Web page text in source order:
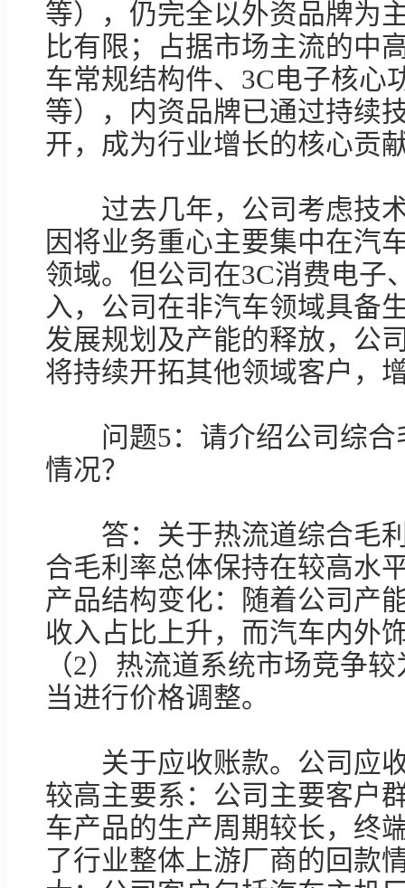
比有限；占据市场主流的中
车常规结构件、3C电子核心
等），内资品牌已通过持续
开，成为行业增长的核心贡
过去几年，公司考虑技术
因将业务重心主要集中在汽
领域。但公司在3C消费电子
入，公司在非汽车领域具备
发展规划及产能的释放，公
将持续开拓其他领域客户，
问题5：请介绍公司综合
情况？
答：关于热流道综合毛利
合毛利率总体保持在较高水
产品结构变化：随着公司产
收入占比上升，而汽车内外
（2）热流道系统市场竞争
当进行价格调整。
关于应收账款。公司应收
较高主要系：公司主要客户
车产品的生产周期较长，终
了行业整体上游厂商的回款